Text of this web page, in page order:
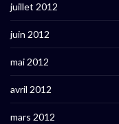
juillet 2012
juin 2012
mai 2012
avril 2012
mars 2012